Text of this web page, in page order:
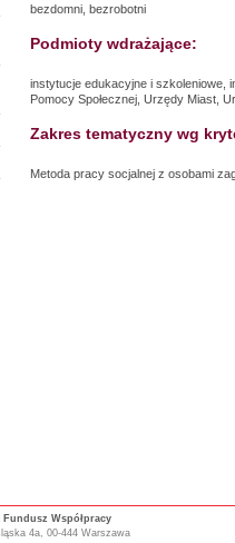
bezdomni, bezrobotni
Podmioty wdrażające:
instytucje edukacyjne i szkoleniowe,
Pomocy Społecznej, Urzędy Miast,
Zakres tematyczny wg
Metoda pracy socjalnej z osobami
Fundusz Współpracy
4a, 00-444 Warszawa